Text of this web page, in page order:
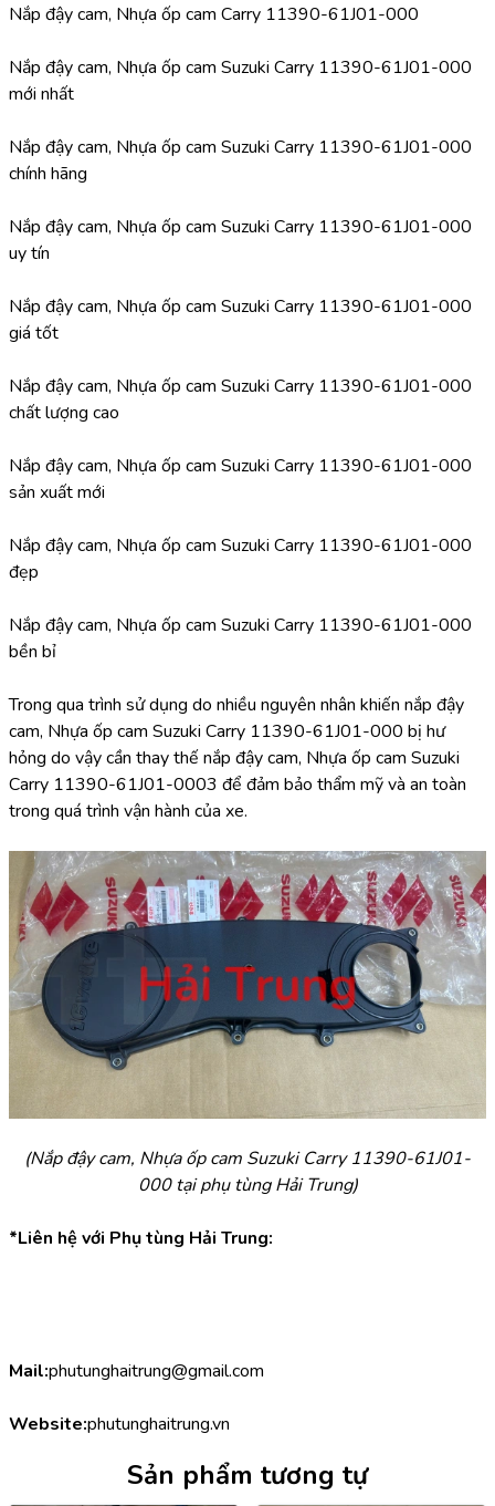
Nắp đậy cam, Nhựa ốp cam Carry 11390-61J01-000
Nắp đậy cam, Nhựa ốp cam Suzuki Carry 11390-61J01-000
mới nhất
Nắp đậy cam, Nhựa ốp cam Suzuki Carry 11390-61J01-000
chính hãng
Nắp đậy cam, Nhựa ốp cam Suzuki Carry 11390-61J01-000
uy tín
Nắp đậy cam, Nhựa ốp cam Suzuki Carry 11390-61J01-000
giá tốt
Nắp đậy cam, Nhựa ốp cam Suzuki Carry 11390-61J01-000
chất lượng cao
Nắp đậy cam, Nhựa ốp cam Suzuki Carry 11390-61J01-000
sản xuất mới
Nắp đậy cam, Nhựa ốp cam Suzuki Carry 11390-61J01-000
đẹp
Nắp đậy cam, Nhựa ốp cam Suzuki Carry 11390-61J01-000
bền bỉ
Trong qua trình sử dụng do nhiều nguyên nhân khiến nắp đậy
cam, Nhựa ốp cam Suzuki Carry 11390-61J01-000 bị hư
hỏng do vậy cần thay thế nắp đậy cam, Nhựa ốp cam Suzuki
Carry 11390-61J01-0003 để đảm bảo thẩm mỹ và an toàn
trong quá trình vận hành của xe.
(Nắp đậy cam, Nhựa ốp cam Suzuki Carry 11390-61J01-
000 tại phụ tùng Hải Trung)
*Liên hệ với Phụ tùng Hải Trung:
Mail:phutunghaitrung@gmail.com
Website:phutunghaitrung.vn
Sản phẩm tương tự